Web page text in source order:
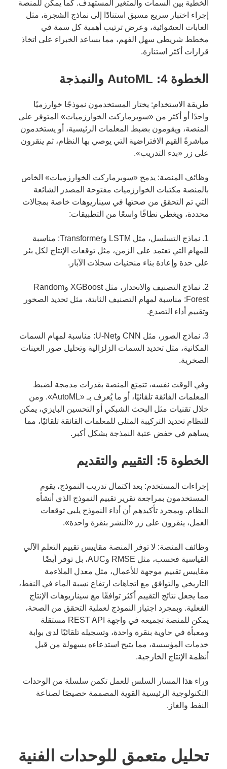
الخطية بين السمات والمتغير المستهدف. كما يمكن للمنصة
إجراء اختبار سريع مسبق استنادًا إلى نماذج الشجرة، مثل
الغابات العشوائية، وعرض ترتيب أهمية كل سمة في
مخطط شريطي سهل الفهم، مما يساعد الخبراء على اتخاذ
قرارات أكثر استنارة.
الخطوة 4: AutoML والنمذجة
طريقة الاستخدام: يختار المستخدمون نموذجًا خوارزميًا
واحدًا أو أكثر من «سوبرماركت الخوارزميات» المتوفر على
المنصة، ويقومون بضبط المعلمات الرئيسية، أو يستخدمون
مباشرةً القيم الافتراضية التي يوصي بها النظام، ثم ينقرون
على زر «بدء التدريب».
وظائف المنصة: يدمج «سوبرماركت الخوارزميات» الخاص
بالمنصة مكتبات الخوارزميات مفتوحة المصدر الشائعة
التي تم التحقق من صحتها في سيناريوهات خاصة بمجالات
محددة، ويغطي نطاقًا واسعًا من التطبيقات:
1. نماذج التسلسل، مثل LSTM وTransformer: مناسبة
للمهام التي تعتمد على الزمن، مثل توقعات الإنتاج لكل بئر
على حدة وإعادة بناء منحنيات سجلات الآبار.
2. نماذج التصنيف والانحدار، مثل XGBoost وRandom
Forest: مناسبة لمهام التصنيف الثابتة، مثل تحديد الصخور
وتقييم أداء التصدع.
3. نماذج الصور، مثل CNN وU-Net: مناسبة لمهام السمات
المكانية، مثل تحديد السمات الزلزالية وتحليل صور العينات
الصخرية.
وفي الوقت نفسه، تتمتع المنصة بقدرات مدمجة لضبط
المعلمات الفائقة تلقائيًا، أو ما يُعرف بـ «AutoML». ومن
خلال تقنيات مثل البحث الشبكي أو التحسين البايزي، يمكن
للنظام تحديد التركيبة المثلى للمعلمات الفائقة تلقائيًا، مما
يساهم في خفض عتبة النمذجة بشكل أكبر.
الخطوة 5: التقييم والتقديم
إجراءات المستخدم: بعد اكتمال تدريب النموذج، يقوم
المستخدمون بمراجعة تقرير تقييم النموذج الذي أنشأه
النظام. وبمجرد تأكيدهم أن أداء النموذج يلبي توقعات
العمل، ينقرون على زر «النشر بنقرة واحدة».
وظائف المنصة: لا توفر المنصة مقاييس تقييم التعلم الآلي
القياسية فحسب، مثل RMSE وAUC، بل توفر أيضًا
مقاييس تقييم موجهة للأعمال، مثل معدل الملاءمة
التاريخي والتوافق مع اتجاهات ارتفاع نسبة الماء في النفط،
مما يجعل نتائج التقييم أكثر توافقًا مع سيناريوهات الإنتاج
الفعلية. وبمجرد اجتياز النموذج لعملية التحقق من الصحة،
يمكن للمنصة تجميعه في واجهة REST API مستقلة
ومعبأة في حاوية بنقرة واحدة، وتسجيله تلقائيًا لدى بوابة
خدمات المؤسسة، مما يتيح استدعاءه بسهولة من قبل
أنظمة الإنتاج الخارجية.
وراء هذا المسار السلس للعمل تكمن سلسلة من الوحدات
التكنولوجية الرئيسية القوية المصممة خصيصًا لصناعة
النفط والغاز.
تحليل متعمق للوحدات الفنية